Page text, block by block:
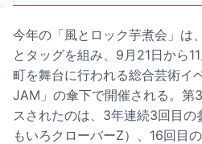
今年の「風とロック芋煮会」は
とタッグを組み、9月21日から
町を舞台に行われる総合芸術イ
JAM」の傘下で開催される。第
スされたのは、3年連続3回目の
もいろクローバーZ）、16回目